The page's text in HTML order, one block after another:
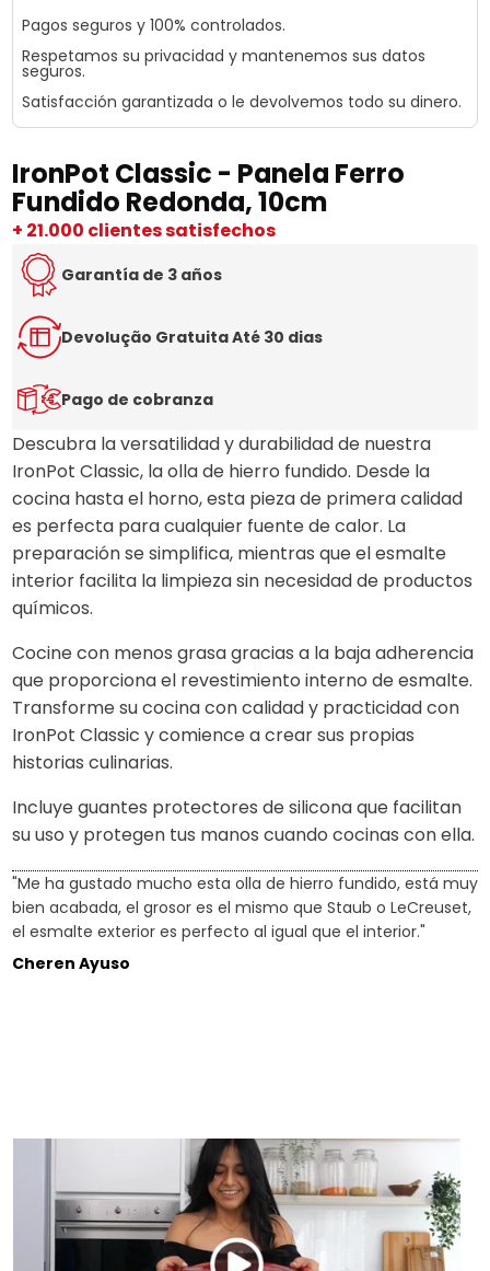
Pagos seguros y 100% controlados.
Respetamos su privacidad y mantenemos sus datos
seguros.
Satisfacción garantizada o le devolvemos todo su dinero.
IronPot Classic - Panela Ferro
Fundido Redonda, 10cm
+ 21.000 clientes satisfechos
Garantía de 3 años
Devolução Gratuita Até 30 dias
Pago de cobranza
Descubra la versatilidad y durabilidad de nuestra
IronPot Classic, la olla de hierro fundido. Desde la
cocina hasta el horno, esta pieza de primera calidad
es perfecta para cualquier fuente de calor. La
preparación se simplifica, mientras que el esmalte
interior facilita la limpieza sin necesidad de productos
químicos.
Cocine con menos grasa gracias a la baja adherencia
que proporciona el revestimiento interno de esmalte.
Transforme su cocina con calidad y practicidad con
IronPot Classic y comience a crear sus propias
historias culinarias.
Incluye guantes protectores de silicona que facilitan
su uso y protegen tus manos cuando cocinas con ella.
"Me ha gustado mucho esta olla de hierro fundido, está muy
bien acabada, el grosor es el mismo que Staub o LeCreuset,
el esmalte exterior es perfecto al igual que el interior."
Cheren Ayuso